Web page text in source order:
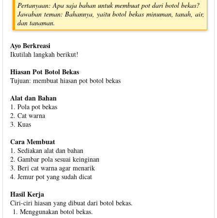
Pertanyaan: Apa saja bahan untuk membuat pot dari botol bekas?
Jawaban teman: Bahannya, yaitu botol bekas minuman, tanah, air,
dan tanaman.
Ayo Berkreasi
Ikutilah langkah berikut!
Hiasan Pot Botol Bekas
Tujuan: membuat hiasan pot botol bekas
Alat dan Bahan
1. Pola pot bekas
2. Cat warna
3. Kuas
Cara Membuat
1. Sediakan alat dan bahan
2. Gambar pola sesuai keinginan
3. Beri cat warna agar menarik
4. Jemur pot yang sudah dicat
Hasil Kerja
Ciri-ciri hiasan yang dibuat dari botol bekas.
Menggunakan botol bekas.